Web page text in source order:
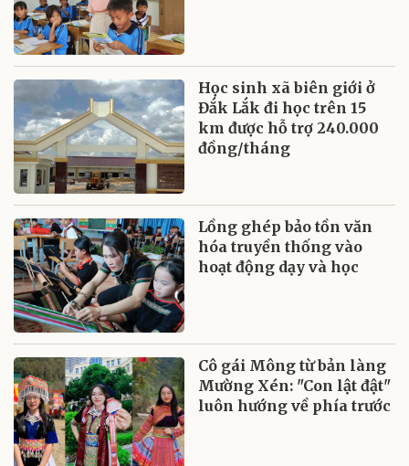
Học sinh xã biên giới ở
Đắk Lắk đi học trên 15
km được hỗ trợ 240.000
đồng/tháng
Lồng ghép bảo tồn văn
hóa truyền thống vào
hoạt động dạy và học
Cô gái Mông từ bản làng
Mường Xén: "Con lật đật"
luôn hướng về phía trước